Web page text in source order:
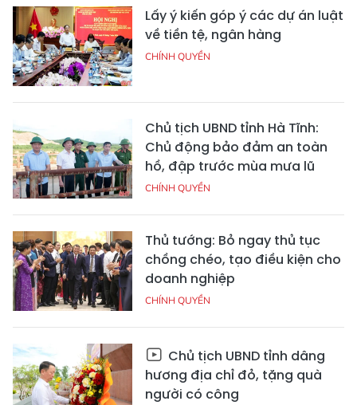
Lấy ý kiến góp ý các dự án luật
về tiền tệ, ngân hàng
CHÍNH QUYỀN
Chủ tịch UBND tỉnh Hà Tĩnh:
Chủ động bảo đảm an toàn
hồ, đập trước mùa mưa lũ
CHÍNH QUYỀN
Thủ tướng: Bỏ ngay thủ tục
chồng chéo, tạo điều kiện cho
doanh nghiệp
CHÍNH QUYỀN
Chủ tịch UBND tỉnh dâng
hương địa chỉ đỏ, tặng quà
người có công